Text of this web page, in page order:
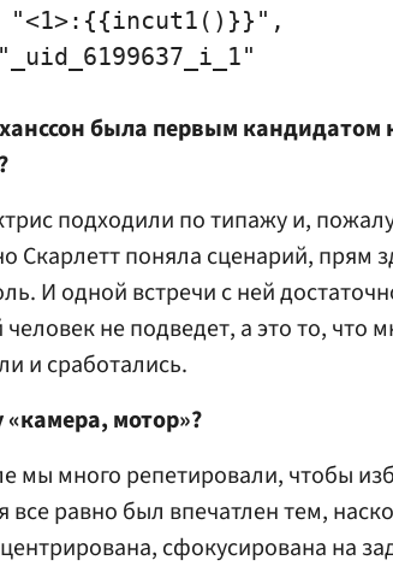
"<1>:{{incut1()}}",
была первым кандидатом
подходили по типажу и,
Скарлетт поняла сценарий, прям
И одной встречи с ней
человек не подведет, а это то, что
и сработались.
мотор»?
мы много репетировали, чтобы
все равно был впечатлен тем,
сфокусирована на